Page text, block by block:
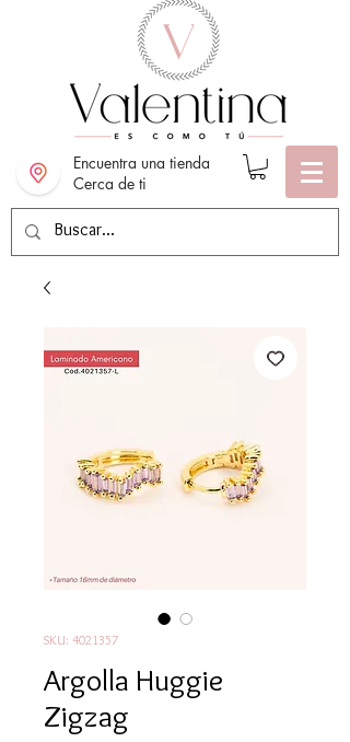
Encuentra una tienda
Cerca de ti
SKU: 4021357
Argolla Huggie
Zigzag